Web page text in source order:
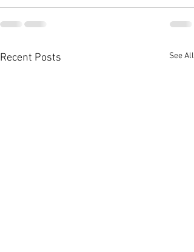
Recent Posts See All